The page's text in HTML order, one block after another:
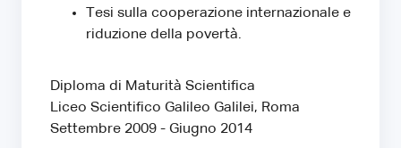
Tesi sulla cooperazione internazionale e
riduzione della povertà.
Diploma di Maturità Scientifica
Liceo Scientifico Galileo Galilei, Roma
Settembre 2009 - Giugno 2014